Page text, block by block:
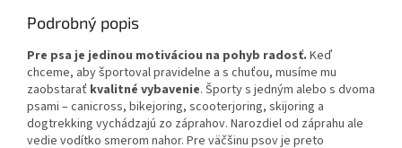
Podrobný popis
Pre psa je jedinou motiváciou na pohyb radosť. Keď
chceme, aby športoval pravidelne a s chuťou, musíme mu
zaobstarať kvalitné vybavenie. Športy s jedným alebo s dvoma
psami – canicross, bikejoring, scooterjoring, skijoring a
dogtrekking vychádzajú zo záprahov. Narozdiel od záprahu ale
vedie vodítko smerom nahor. Pre väčšinu psov je preto